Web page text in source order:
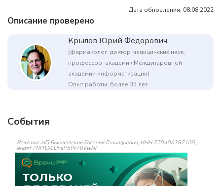
Дата обновления: 08.08.2022
Описание проверено
Крылов Юрий Федорович
(фармаколог, доктор медицинских наук,
профессор, академик Международной
академии информатизации)
Опыт работы: более 35 лет
События
Реклама: ИП Вышковский Евгений Геннадьевич, ИНН 770406387105,
erid=F7NfYUJCUneP5W78VwNF